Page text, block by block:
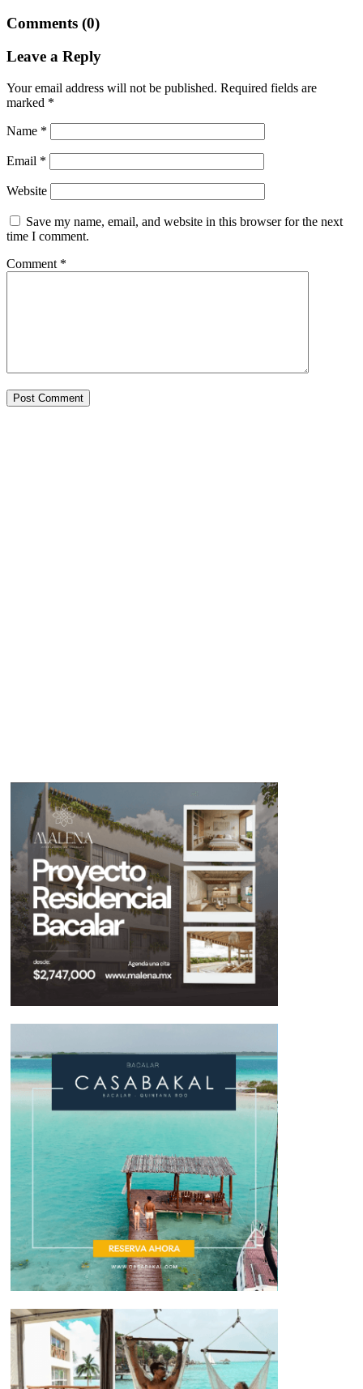
Comments (0)
Leave a Reply
Your email address will not be published. Required fields are
marked *
Name *
Email *
Website
Save my name, email, and website in this browser for the next
time I comment.
Comment *